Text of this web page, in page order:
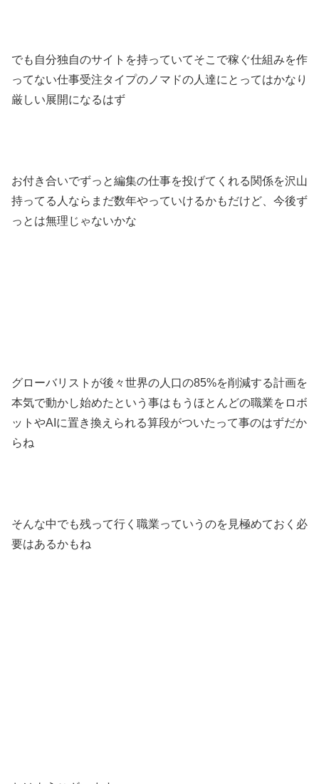
でも自分独自のサイトを持っていてそこで稼ぐ仕組みを作
ってない仕事受注タイプのノマドの人達にとってはかなり
厳しい展開になるはず
お付き合いでずっと編集の仕事を投げてくれる関係を沢山
持ってる人ならまだ数年やっていけるかもだけど、今後ず
っとは無理じゃないかな
グローバリストが後々世界の人口の85%を削減する計画を
本気で動かし始めたという事はもうほとんどの職業をロボ
ットやAIに置き換えられる算段がついたって事のはずだか
らね
そんな中でも残って行く職業っていうのを見極めておく必
要はあるかもね